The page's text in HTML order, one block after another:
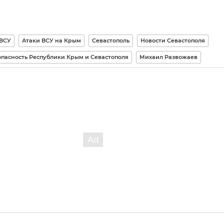
Атаки ВСУ на Крым Севастополь Новости Севастополя
Республики Крым и Севастополя Михаил Развожаев